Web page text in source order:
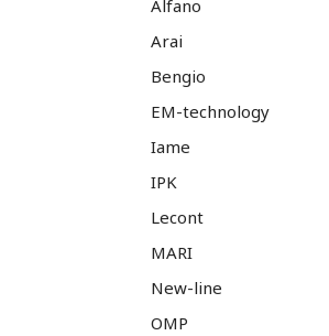
Alfano
Arai
Bengio
EM-technology
Iame
IPK
Lecont
MARI
New-line
OMP